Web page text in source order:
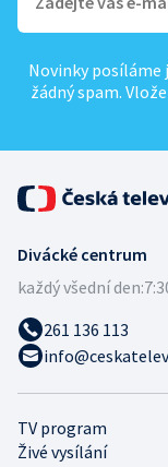
Novinky posíláme
žádný spam.